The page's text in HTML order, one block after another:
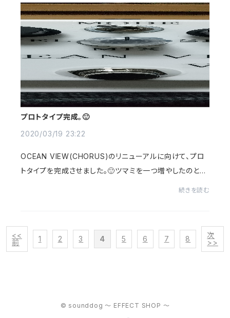
プロトタイプ完成。🙂
2020/03/19 23:22
OCEAN VIEW(CHORUS)のリニューアルに向けて、プロ
トタイプを完成させました。🙂ツマミを一つ増やしたのとLE
続きを読む
<<
前
1 2 3 4 5 6 7 8
次
>>
© sounddog ～ EFFECT SHOP ～